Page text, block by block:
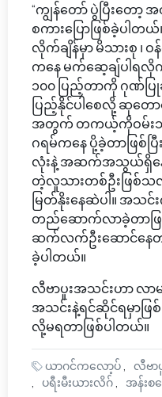
“ကျွန်တော် ပွဲပြီးတော့
စကားပြောဖြစ်ခဲ့ပါ
လိုက်ချိန်မှာ မိသားစု ၊
ကနေ မက်ဆေ့ချ်ပါရ
၁၀၀ ပြည့်တာကို ဂုဏ်ပ
ပြည့်နိုင်ပါစေလို့ ဆုတေ
အတွက် တကယ့်ကိုဝမ်းသ
ဂရမ်ကနေ ပို့ခဲ့တာဖြစ်ပ
လုံးနဲ့ အဆက်အသွယ်ရှိန
တဲ့လူသားတစ်ဦးဖြစ်သ
မြတ်နိုးနေဆဲပါ။ အသ
တည်ဆောက်လာခဲ့တာဖြ
ဆက်လက်ဦးဆောင်နေတ
ခဲ့ပါတယ်။
လီဗာပူးအသင်းဟာ လာ
အသင်းနဲ့ရင်ဆိုင်ရမှာဖြ
လို့မရတာဖြစ်ပါတယ်။
ယာဂင်ကလော့ပ် လီဗာ
ပရီးမီးယားလိဂ်
အန်းစ